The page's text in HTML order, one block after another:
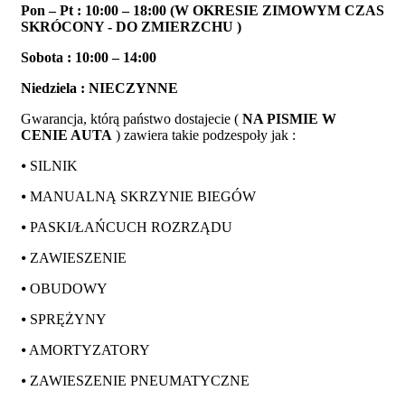
Pon – Pt : 10:00 – 18:00 (W OKRESIE ZIMOWYM CZAS
SKRÓCONY - DO ZMIERZCHU )
Sobota : 10:00 – 14:00
Niedziela : NIECZYNNE
Gwarancja, którą państwo dostajecie ( NA PISMIE W
CENIE AUTA ) zawiera takie podzespoły jak :
⦁ SILNIK
⦁ MANUALNĄ SKRZYNIE BIEGÓW
⦁ PASKI/ŁAŃCUCH ROZRZĄDU
⦁ ZAWIESZENIE
⦁ OBUDOWY
⦁ SPRĘŻYNY
⦁ AMORTYZATORY
⦁ ZAWIESZENIE PNEUMATYCZNE